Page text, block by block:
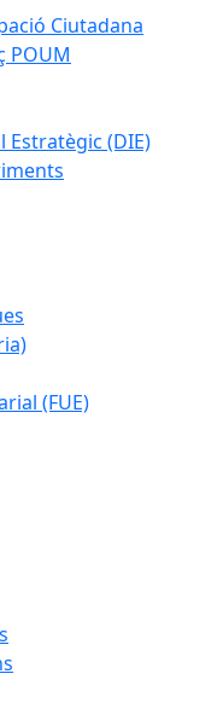
Ciutadana
POUM
Estratègic (DIE)
(FUE)